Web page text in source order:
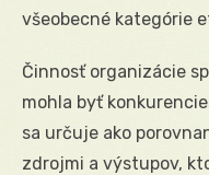
všeobecné kategórie
Činnosť organizácie
mohla byť
sa určuje ako
zdrojmi a výstupov,